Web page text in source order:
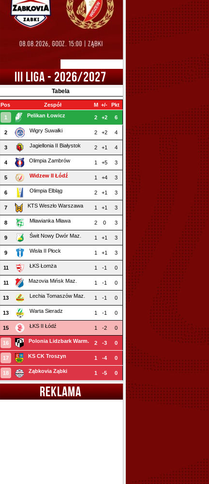
III LIGA - 2026/2027
Tabela
Pos Zespół M +/- Pkt
1 Pelikan Łowicz 2 +2 6
2 Wigry Suwałki 2 +2 4
3 Jagiellonia II Białystok 2 +1 4
4 Olimpia Zambrów 1 +5 3
5 Widzew II Łódź 1 +4 3
6 Olimpia Elbląg 2 +1 3
7 KTS Weszło Warszawa 1 +1 3
8 Mławianka Mława 2 0 3
9 Świt Nowy Dwór Maz. 1 +1 3
9 Wisła II Płock 1 +1 3
11 ŁKS Łomża 1 -1 0
11 Mazovia Mińsk Maz. 1 -1 0
13 Lechia Tomaszów Maz. 1 -1 0
13 Warta Sieradz 1 -1 0
15 ŁKS II Łódź 1 -2 0
16 Polonia Lidzbark Warm. 2 -3 0
17 KS CK Troszyn 1 -4 0
18 Ząbkovia Ząbki 1 -5 0
REKLAMA